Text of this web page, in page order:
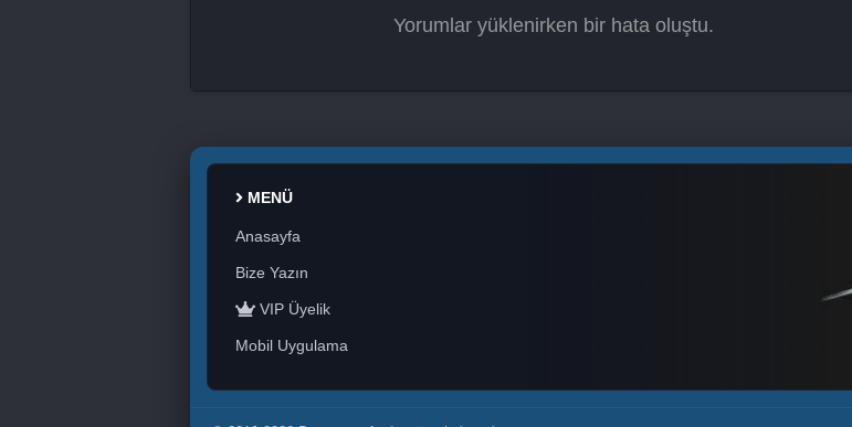
Yorumlar yüklenirken bir hata oluştu.
MENÜ
Anasayfa
Bize Yazın
VIP Üyelik
Mobil Uygulama